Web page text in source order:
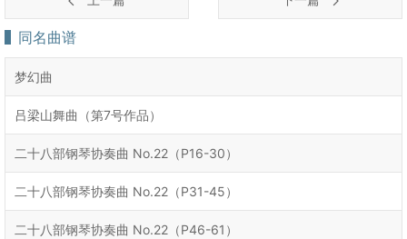
同名曲谱
梦幻曲
吕梁山舞曲（第7号作品）
二十八部钢琴协奏曲 No.22（P16-30）
二十八部钢琴协奏曲 No.22（P31-45）
二十八部钢琴协奏曲 No.22（P46-61）